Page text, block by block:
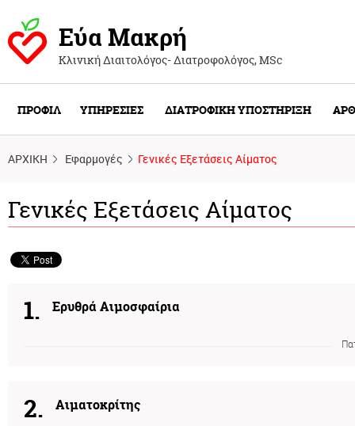
Εύα Μακρή
Κλινική Διαιτολόγος- Διατροφολόγος, ΜSc
ΠΡΟΦΙΛ ΥΠΗΡΕΣΙΕΣ ΔΙΑΤΡΟΦΙΚΗ ΥΠΟΣΤΗΡΙΞΗ
ΑΡΧΙΚΗ Εφαρμογές Γενικές Εξετάσεις Αίματος
Γενικές Εξετάσεις Αίματος
1. Ερυθρά Αιμοσφαίρια
2. Αιματοκρίτης